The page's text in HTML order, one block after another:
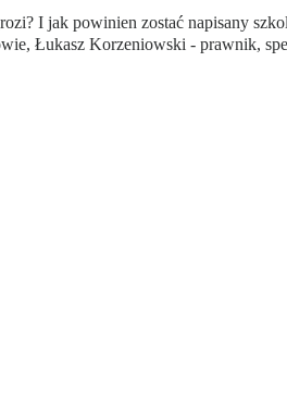
I jak powinien zostać napisany
Łukasz Korzeniowski - prawnik,